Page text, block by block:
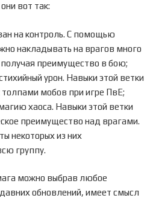
вот так:
на контроль. С помощью
накладывать на врагов много
преимущество в бою;
урон. Навыки этой ветки
толпами мобов при игре ПвЕ;
хаоса. Навыки этой ветки
преимущество над врагами.
некоторых из них
группу.
можно выбрав любое
обновлений, имеет смысл